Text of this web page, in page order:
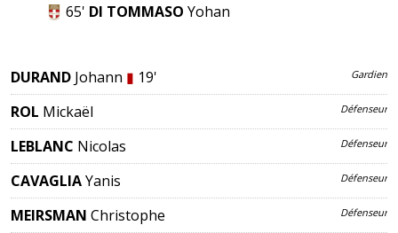
65' DI TOMMASO Yohan
DURAND Johann ▮ 19' Gardien
ROL Mickaël Défenseur
LEBLANC Nicolas Défenseur
CAVAGLIAYanis Défenseur
MEIRSMAN Christophe Défenseur